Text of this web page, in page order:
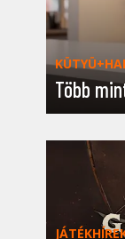
Több